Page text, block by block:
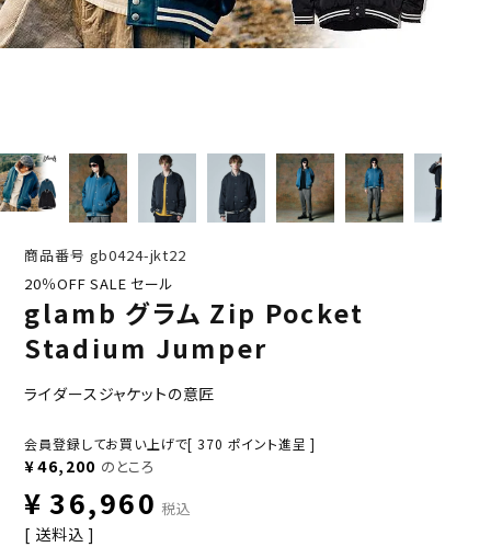
商品番号 gb0424-jkt22
20％OFF SALE セール
glamb グラム Zip Pocket
Stadium Jumper
ライダースジャケットの意匠
会員登録してお買い上げで[ 370 ポイント進呈 ]
¥46,200 のところ
¥ 36,960 税込
送料込